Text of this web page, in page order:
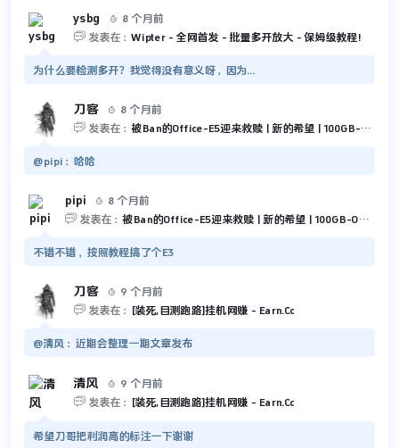
ysbg 
8 个月前
 发表在： Wipter - 全网首发 - 批量多开放大 - 保姆级教程!
为什么要检测多开？我觉得没有意义呀，因为...
刀客 
8 个月前
 发表在： 被Ban的Office-E5迎来救赎 | 新的希望 | 100GB-Outlook 和 5TB-OneDrive
@pipi：哈哈
pipi 
8 个月前
 发表在： 被Ban的Office-E5迎来救赎 | 新的希望 | 100GB-Outlook 和 5TB-OneDrive
不错不错，按照教程搞了个E3
刀客 
9 个月前
 发表在： [装死,目测跑路]挂机网赚 - Earn.Cc
@清风：近期会整理一期文章发布
清风 
9 个月前
 发表在： [装死,目测跑路]挂机网赚 - Earn.Cc
希望刀哥把利润高的标注一下谢谢